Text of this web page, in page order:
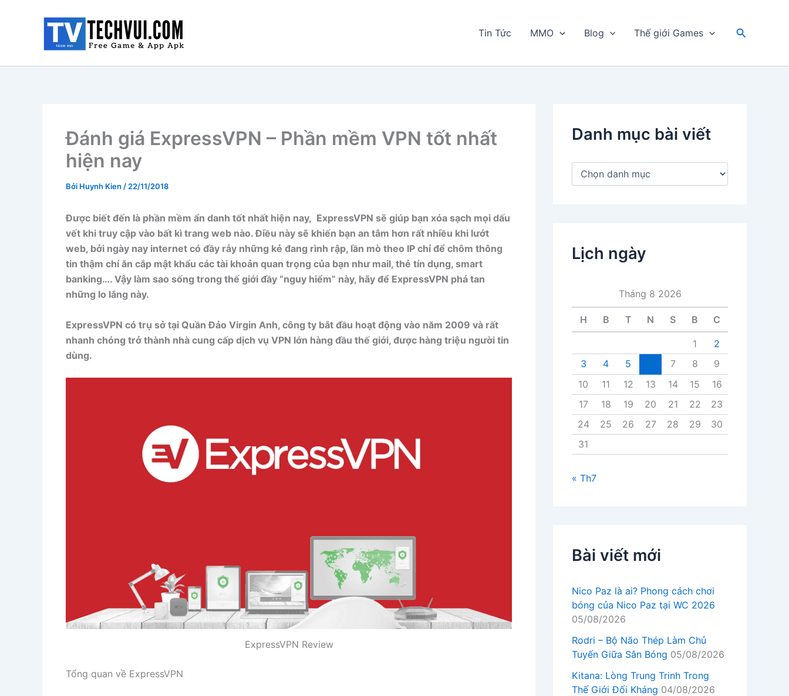
Tin Tức MMO Blog Thế giới Games
Tìm
Đánh giá ExpressVPN – Phần mềm VPN tốt nhất
hiện nay
Bởi Huynh Kien / 22/11/2018
Được biết đến là phần mềm ẩn danh tốt nhất hiện nay, ExpressVPN sẽ giúp bạn xóa sạch mọi dấu
vết khi truy cập vào bất kì trang web nào. Điều này sẽ khiến bạn an tâm hơn rất nhiều khi lướt
web, bởi ngày nay internet có đầy rẫy những kẻ đang rình rập, lần mò theo IP chỉ để chôm thông
tin thậm chí ăn cắp mật khẩu các tài khoản quan trọng của bạn như mail, thẻ tín dụng, smart
banking…. Vậy làm sao sống trong thế giới đầy “nguy hiểm” này, hãy để ExpressVPN phá tan
những lo lắng này.
ExpressVPN có trụ sở tại Quần Đảo Virgin Anh, công ty bắt đầu hoạt động vào năm 2009 và rất
nhanh chóng trở thành nhà cung cấp dịch vụ VPN lớn hàng đầu thế giới, được hàng triệu người tin
dùng.
ExpressVPN Review
Tổng quan về ExpressVPN
Danh mục bài viết
D
b
à
ế
Lịch ngày
Tháng 8 2026
H B T N S B C
1
2
3
4 5 7 8
9
10
11 12 13 14 15
16
17
18 19 20 21 22
23
24
25 26 27 28 29
30
31
« Th7
Bài viết mới
Nico Paz là ai? Phong cách chơi
bóng của Nico Paz tại WC 2026
05/08/2026
Rodri – Bộ Não Thép Làm Chủ
Tuyến Giữa Sân Bóng 05/08/2026
Kitana: Lòng Trung Trinh Trong
Thế Giới Đối Kháng 04/08/2026